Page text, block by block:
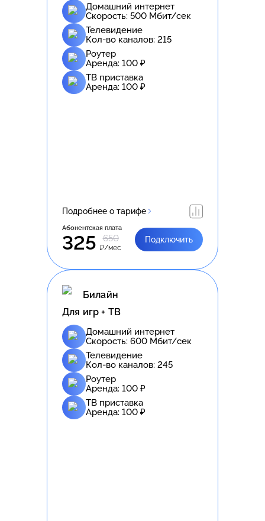
Домашний интернет
Скорость: 500 Мбит/сек
Телевидение
Кол-во каналов: 215
Роутер
Аренда: 100 ₽
ТВ приставка
Аренда: 100 ₽
Подробнее о тарифе
Абонентская плата
325 650
₽/мес
Подключить
Билайн
Для игр + ТВ
Домашний интернет
Скорость: 600 Мбит/сек
Телевидение
Кол-во каналов: 245
Роутер
Аренда: 100 ₽
ТВ приставка
Аренда: 100 ₽